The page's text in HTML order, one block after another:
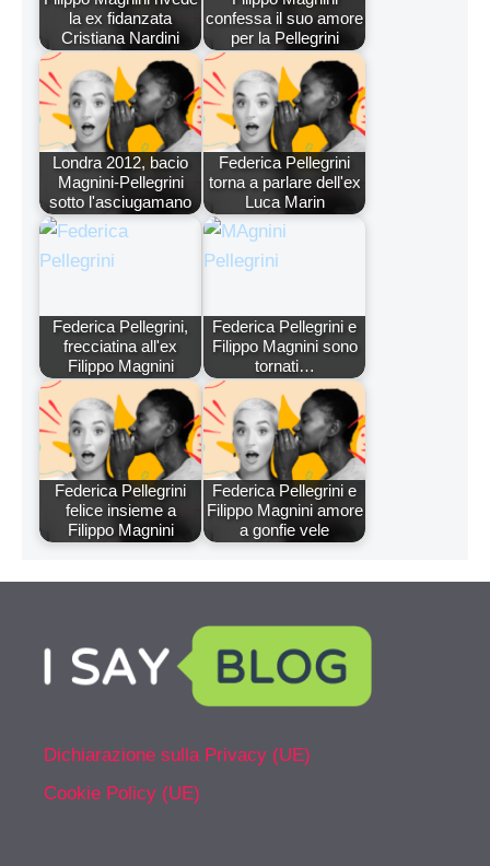
la ex fidanzata
Cristiana Nardini
confessa il suo amore
per la Pellegrini
Londra 2012, bacio
Magnini-Pellegrini
sotto l'asciugamano
Federica Pellegrini
torna a parlare dell'ex
Luca Marin
Federica Pellegrini,
frecciatina all'ex
Filippo Magnini
Federica Pellegrini e
Filippo Magnini sono
tornati…
Federica Pellegrini
felice insieme a
Filippo Magnini
Federica Pellegrini e
Filippo Magnini amore
a gonfie vele
Dichiarazione sulla Privacy (UE)
Cookie Policy (UE)